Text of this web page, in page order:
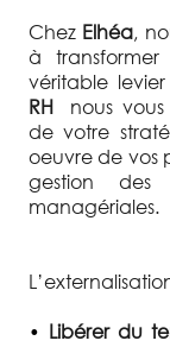
Chez Elhéa,
à transformer
véritable
RHnous vous
de votre
oeuvre de vos
gestion des
managériales.
• Libérer du